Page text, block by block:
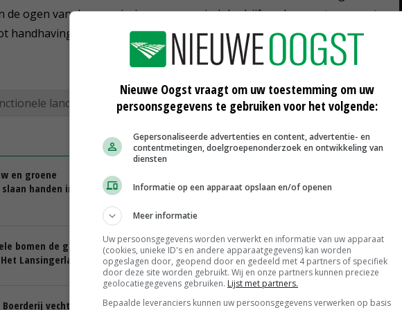
de ogen van de commissie geen agrarisch bedrijf en dus moet gemeente
handhaving. Tegen dat besluit ging de boerderij in hoger beroep.
landbouw
en groene
handen ineen
recreatie aan verhaal over
bomen de grond in
Lansingerland
Neventak of kernactiviteit: hoe ver
reikt agrarische functie?
27-02-2026
vecht voor
Zorgen om nieuw
Nieuwe Oogst vraagt om uw toestemming om uw
persoonsgegevens te gebruiken voor het volgende:
Gepersonaliseerde advertenties en content, advertentie- en
contentmetingen, doelgroepenonderzoek en ontwikkeling van
diensten
Informatie op een apparaat opslaan en/of openen
Meer informatie
Uw persoonsgegevens worden verwerkt en informatie van uw apparaat
(cookies, unieke ID's en andere apparaatgegevens) kan worden
opgeslagen door, geopend door en gedeeld met 4 partners of specifiek
door deze site worden gebruikt. Wij en onze partners kunnen precieze
geolocatiegegevens gebruiken. Lijst met partners.
Bepaalde leveranciers kunnen uw persoonsgegevens verwerken op basis